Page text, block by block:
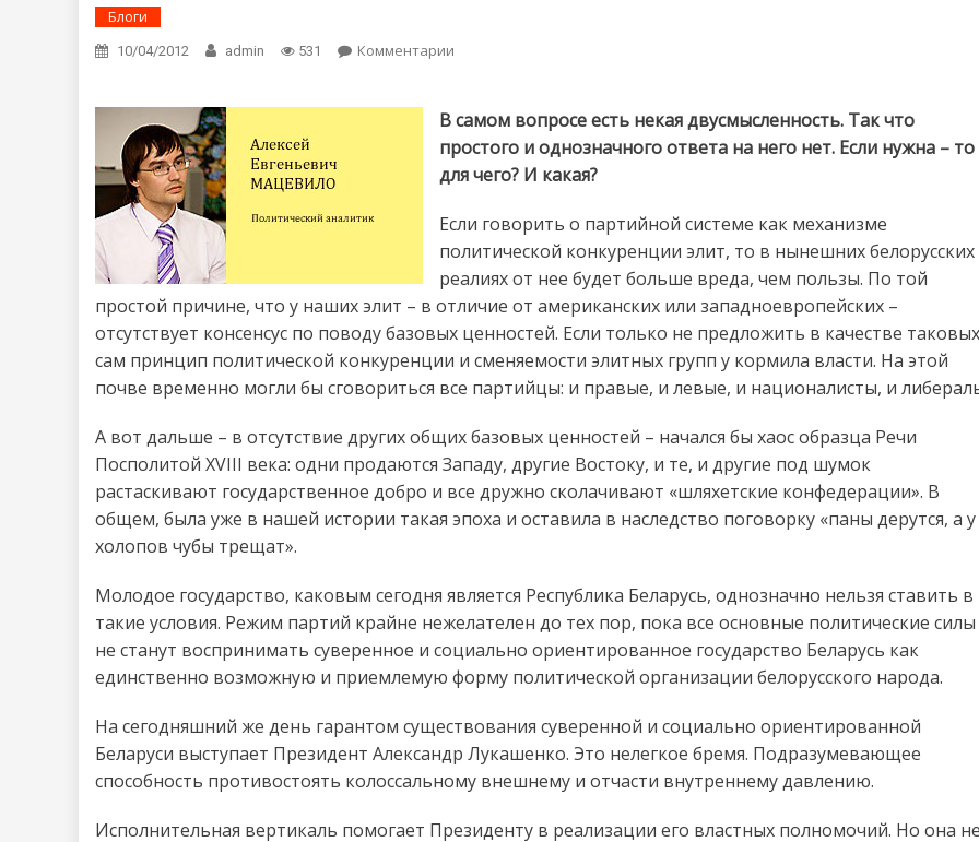
Блоги
10/04/2012 admin 531 Комментарии
В самом вопросе есть некая двусмысленность. Так что
простого и однозначного ответа на него нет. Если нужна – то
для чего? И какая?
Если говорить о партийной системе как механизме
политической конкуренции элит, то в нынешних белорусских
реалиях от нее будет больше вреда, чем пользы. По той
простой причине, что у наших элит – в отличие от американских или западноевропейских –
отсутствует консенсус по поводу базовых ценностей. Если только не предложить в качестве таковых
сам принцип политической конкуренции и сменяемости элитных групп у кормила власти. На этой
почве временно могли бы сговориться все партийцы: и правые, и левые, и националисты, и
А вот дальше – в отсутствие других общих базовых ценностей – начался бы хаос образца Речи
Посполитой XVIII века: одни продаются Западу, другие Востоку, и те, и другие под шумок
растаскивают государственное добро и все дружно сколачивают «шляхетские конфедерации». В
общем, была уже в нашей истории такая эпоха и оставила в наследство поговорку «паны дерутся, а у
холопов чубы трещат».
Молодое государство, каковым сегодня является Республика Беларусь, однозначно нельзя ставить в
такие условия. Режим партий крайне нежелателен до тех пор, пока все основные политические силы
не станут воспринимать суверенное и социально ориентированное государство Беларусь как
единственно возможную и приемлемую форму политической организации белорусского народа.
На сегодняшний же день гарантом существования суверенной и социально ориентированной
Беларуси выступает Президент Александр Лукашенко. Это нелегкое бремя. Подразумевающее
способность противостоять колоссальному внешнему и отчасти внутреннему давлению.
Исполнительная вертикаль помогает Президенту в реализации его властных полномочий. Но она